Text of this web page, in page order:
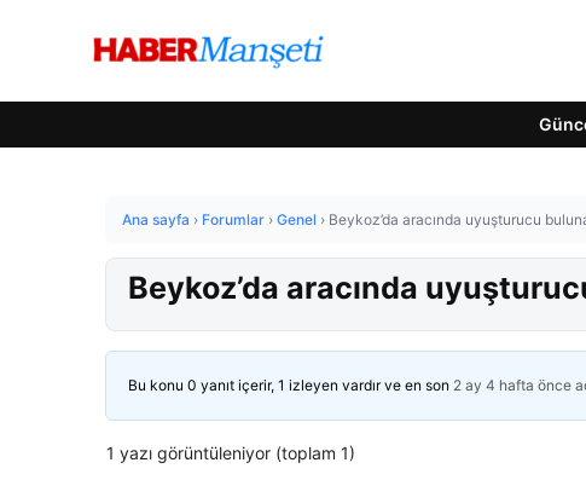
Ana sayfa › Forumlar › Genel › Beykoz’da aracında uyuşturucu
Beykoz’da aracında
Bu konu 0 yanıt içerir, 1 izleyen vardır ve en son 2 ay 4 hafta önce
1 yazı görüntüleniyor (toplam 1)